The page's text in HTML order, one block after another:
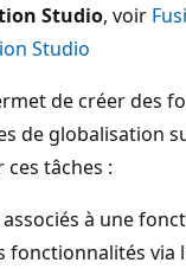
Studio, voir
Studio
de créer des
de globalisation
tâches :
à une
fonctionnalités